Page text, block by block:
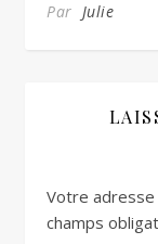
Par Julie
Votre adresse
champs